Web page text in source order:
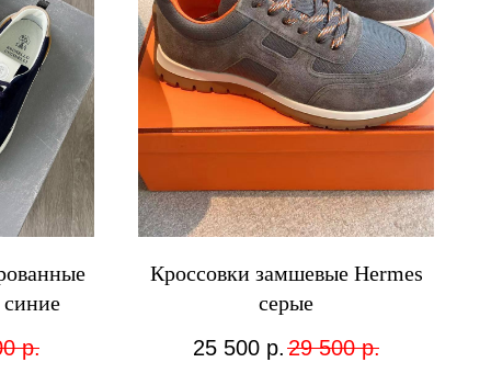
р.
Кроссовки замшевые Hermes
серые
25 500 р. 29 500 р.